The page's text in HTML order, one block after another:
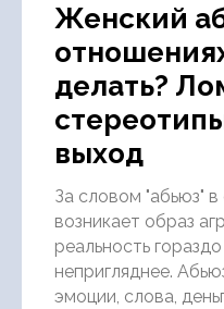
Женский
делать?
выход
За словом "абьюз" в
возникает образ
реальность
непригляднее.
эмоции, слова,